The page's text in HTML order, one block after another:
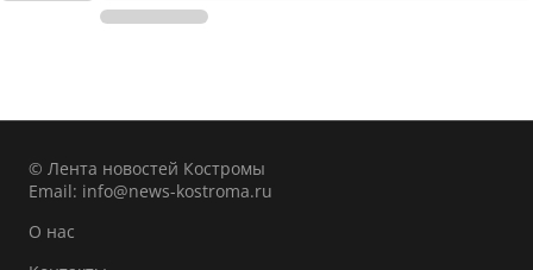
© Лента новостей Костромы
Email: info@news-kostroma.ru
О нас